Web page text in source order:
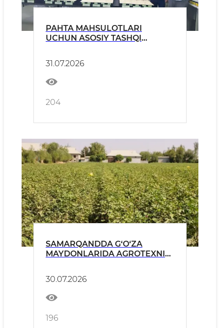
PAHTA MAHSULOTLARI
UCHUN ASOSIY TASHQI
31.07.2026
204
SAMARQANDDA G‘O‘ZA
MAYDONLARIDA AGROTEXNIK
30.07.2026
196